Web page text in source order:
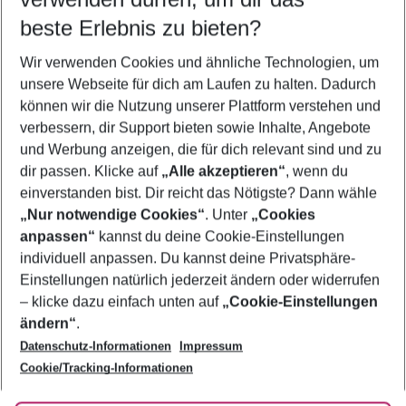
5-8 Nächte
2 Erwachsene Keine Kinder
Mehr Filter anzeigen
Footer
Footer navigation
Über uns
AGB
Bestpreisgarantie
Cookie-Einstellungen ändern
Cookie-Richtlinie
Agenturbetreuung
Barrierefreies Reisen
Folge uns
beste Erlebnis zu bieten?
Wir verwenden Cookies und ähnliche Technologien, um
unsere Webseite für dich am Laufen zu halten. Dadurch
können wir die Nutzung unserer Plattform verstehen und
verbessern, dir Support bieten sowie Inhalte, Angebote
und Werbung anzeigen, die für dich relevant sind und zu
dir passen. Klicke auf „Alle akzeptieren“, wenn du
einverstanden bist. Dir reicht das Nötigste? Dann wähle
„Nur notwendige Cookies“. Unter „Cookies
anpassen“ kannst du deine Cookie-Einstellungen
individuell anpassen. Du kannst deine Privatsphäre-
Einstellungen natürlich jederzeit ändern oder widerrufen
– klicke dazu einfach unten auf „Cookie-Einstellungen
ändern“.
Datenschutz-Informationen
Impressum
Cookie/Tracking-Informationen